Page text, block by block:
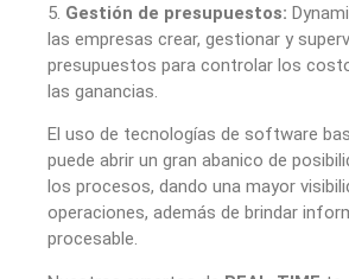
5. Gestión de presupuestos:
las empresas crear, gestionar y
presupuestos para controlar los
las ganancias.
El uso de tecnologías de software
puede abrir un gran abanico de
los procesos, dando una mayor
operaciones, además de brindar
procesable.